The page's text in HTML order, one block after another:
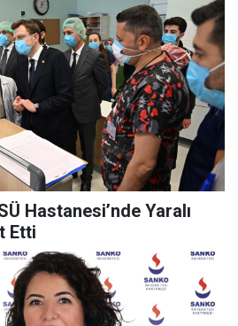
Hastanesi’nde Yaralı
Etti